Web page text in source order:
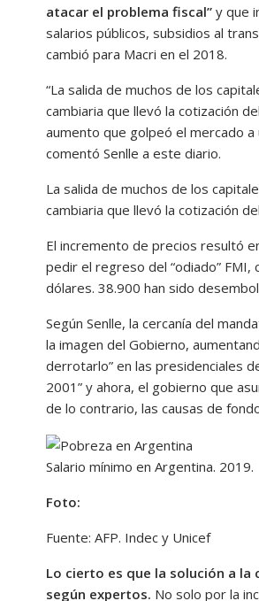
atacar el problema fiscal”y que
salarios públicos, subsidios al
cambió para Macri en el 2018.
“La salida de muchos de los
cambiaria que llevó la cotización
aumento que golpeó el mercado
comentó Senlle a este diario.
La salida de muchos de los
cambiaria que llevó la cotización
El incremento de precios resultó
pedir el regreso del “odiado” FMI,
dólares. 38.900 han sido
Según Senlle, la cercanía del
la imagen del Gobierno,
derrotarlo” en las presidenciales
2001” y ahora, el gobierno que
de lo contrario, las causas de
Salario mínimo en Argentina. 2019.
Foto:
Fuente: AFP. Indec y Unicef
Lo cierto es que la solución a la
según expertos. No solo por la